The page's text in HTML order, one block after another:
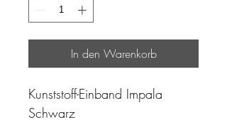
In den Warenkorb
Kunststoff-Einband Impala
Schwarz